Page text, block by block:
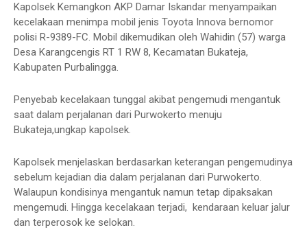
Kapolsek Kemangkon AKP Damar Iskandar menyampaikan
kecelakaan menimpa mobil jenis Toyota Innova bernomor
polisi R-9389-FC. Mobil dikemudikan oleh Wahidin (57) warga
Desa Karangcengis RT 1 RW 8, Kecamatan Bukateja,
Kabupaten Purbalingga.
Penyebab kecelakaan tunggal akibat pengemudi mengantuk
saat dalam perjalanan dari Purwokerto menuju
Bukateja,ungkap kapolsek.
Kapolsek menjelaskan berdasarkan keterangan pengemudinya
sebelum kejadian dia dalam perjalanan dari Purwokerto.
Walaupun kondisinya mengantuk namun tetap dipaksakan
mengemudi. Hingga kecelakaan terjadi, kendaraan keluar jalur
dan terperosok ke selokan.